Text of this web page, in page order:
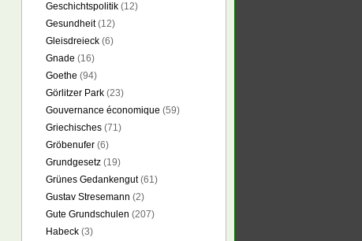
Geschichtspolitik (12)
Gesundheit(12)
Gleisdreieck (6)
Gnade (16)
Goethe (94)
Görlitzer Park (23)
Gouvernance économique (59)
Griechisches (71)
Gröbenufer (6)
Grundgesetz (19)
Grünes Gedankengut(61)
Gustav Stresemann (2)
Gute Grundschulen (207)
Habeck (3)